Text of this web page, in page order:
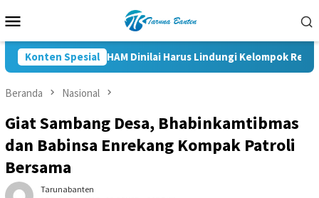
ke
Mobile
Konten SpesialRUU HAM Dinilai Harus Lindungi Kelompok Rentan
Beranda Nasional
Giat Sambang Desa, Bhabinkamtibmas
dan Babinsa Enrekang Kompak Patroli
Bersama
Tarunabanten